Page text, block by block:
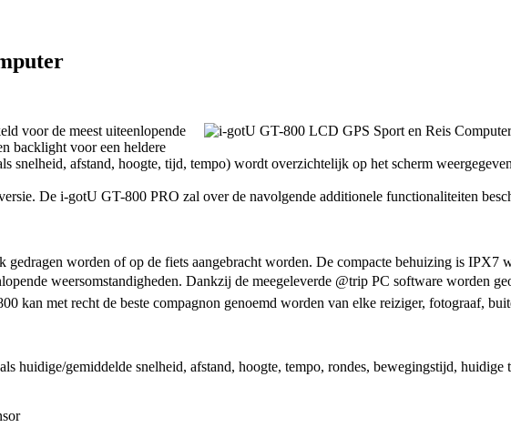
voor de meest uiteenlopende
backlight voor een heldere
snelheid, afstand, hoogte, tijd, tempo) wordt overzichtelijk op het scherm
De i-gotU GT-800 PRO zal over de navolgende additionele functionaliteiten
worden of op de fiets aangebracht worden. De compacte behuizing is IPX7
weersomstandigheden. Dankzij de meegeleverde @trip PC software worden
kan met recht de beste compagnon genoemd worden van elke reiziger, fotograaf,
huidige/gemiddelde snelheid, afstand, hoogte, tempo, rondes, bewegingstijd, huidige